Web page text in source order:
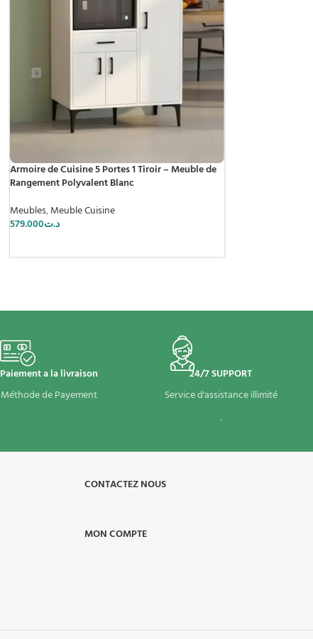
Armoire de Cuisine 5 Portes 1 Tiroir – Meuble de
Rangement Polyvalent Blanc
Meubles,Meuble Cuisine
د.ت579.000
Paiement a la livraison
Méthode de Payement
24/7 SUPPORT
Service d'assistance illimité
.
CONTACTEZ NOUS
MON COMPTE